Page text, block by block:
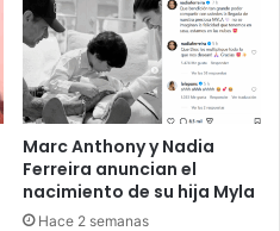
Marc Anthony y Nadia
Ferreira anuncian el
nacimiento de su hija Myla
Hace 2 semanas